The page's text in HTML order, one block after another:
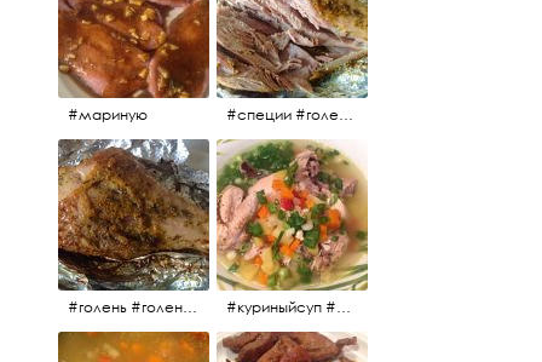
#мариную #специи #голень #голеньиндейки #индейка #мясо #еда #завтрак #голеньиндейкивфольге
#голень #голеньиндейки #голеньиндейкивфольге #индейка #завтрак #еда #мясо #куриныйсуп #еда #ужин #можнокушать